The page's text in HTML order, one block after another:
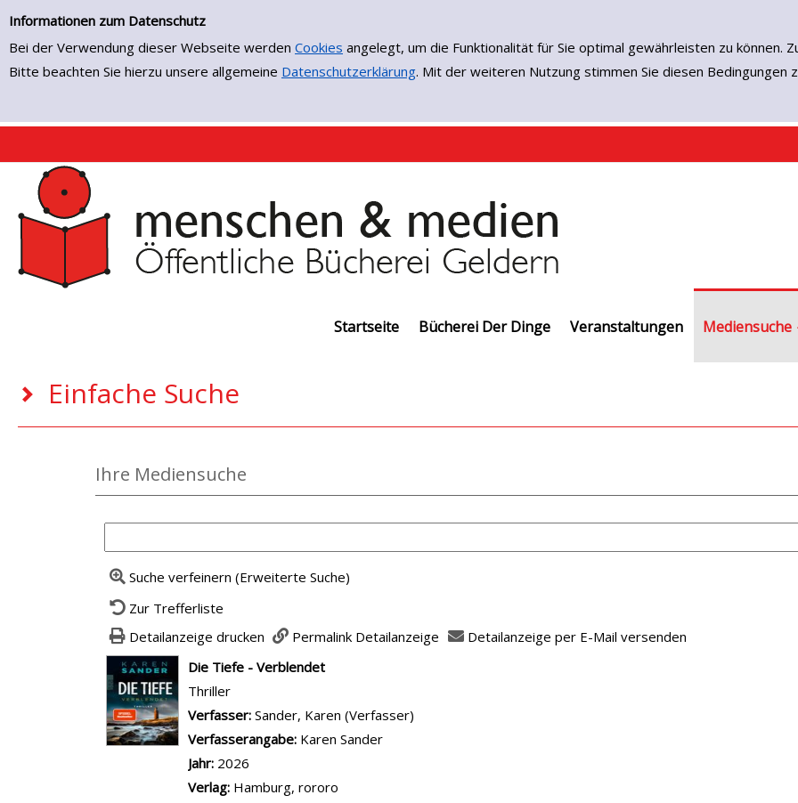
Einfache Suche
Informationen zum Datenschutz
Bei der Verwendung dieser Webseite werden Cookies angelegt, um die Funktionalität für Sie optimal gewährleisten zu
Bitte beachten Sie hierzu unsere allgemeine Datenschutzerklärung. Mit der weiteren Nutzung stimmen Sie diesen Bedingungen
Zur Detailanzeige springen
Startseite Bücherei Der Dinge Veranstaltungen Einfache
Erweiterte
EMedien
Mediensuche
Einfache Suche
Ihre Mediensuche
Suche verfeinern (Erweiterte Suche)
Zur Trefferliste
Detailanzeige drucken
Permalink Detailanzeige Detailanzeige per E-Mail versenden
wird in neuem Tab geöffnet
Die Tiefe - Verblendet
Thriller
Verfasser: Suche nach diesem Verfasser
Sander, Karen (Verfasser)
Verfasserangabe: Karen Sander
Jahr: 2026
Verlag: Hamburg, rororo